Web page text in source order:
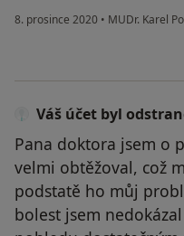
8. prosince 2020 • MUDr. Karel
Váš účet byl
Pana doktora jsem o
velmi obtěžoval, což
podstatě ho můj
bolest jsem